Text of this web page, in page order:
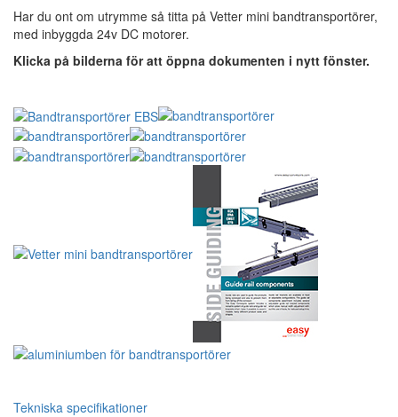
Har du ont om utrymme så titta på Vetter mini bandtransportörer,
med inbyggda 24v DC motorer.
Klicka på bilderna för att öppna dokumenten i nytt fönster.
Tekniska specifikationer